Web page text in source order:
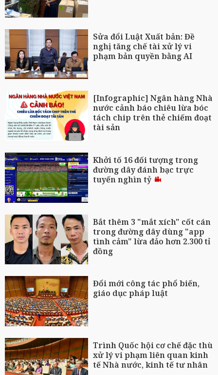
Sửa đổi Luật Xuất bản: Đề
nghị tăng chế tài xử lý vi
phạm bản quyền bằng AI
[Infographic] Ngân hàng Nhà
nước cảnh báo chiêu lừa bóc
tách chip trên thẻ chiếm đoạt
tài sản
Khởi tố 16 đối tượng trong
đường dây đánh bạc trực
tuyến nghìn tỷ
Bắt thêm 3 "mắt xích" cốt cán
trong đường dây dùng "app
tình cảm" lừa đảo hơn 2.300 tỉ
đồng
Đổi mới công tác phổ biến,
giáo dục pháp luật
Trình Quốc hội cơ chế đặc thù
xử lý vi phạm liên quan kinh
tế Nhà nước, kinh tế tư nhân